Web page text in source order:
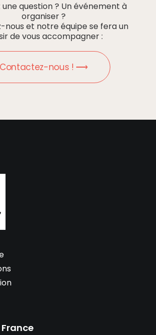
une question ? Un événement à
organiser ?
et notre équipe se fera un
de vous accompagner :
Contactez-nous ! ⟶